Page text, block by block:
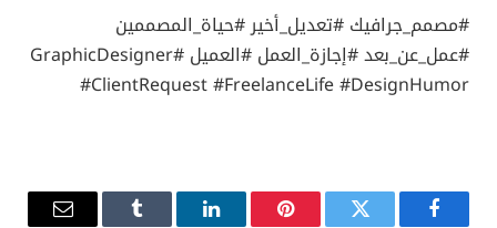
#مصمم_جرافيك #تعديل_أخير #حياة_المصممين
#عمل_عن_بعد #إجازة_العمل #العميل #GraphicDesigner
#ClientRequest #FreelanceLife #DesignHumor